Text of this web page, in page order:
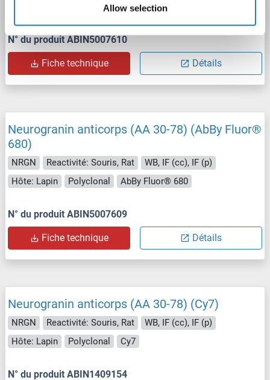
Allow selection
Polyclonal AbBy Fluor® 750
N° du produit ABIN5007610
Fiche technique Détails
Neurogranin anticorps (AA 30-78) (AbBy Fluor®
680)
NRGN Reactivité: Souris, Rat
WB, IF (cc), IF (p)
Hôte: Lapin
Polyclonal AbBy Fluor® 680
N° du produit ABIN5007609
Fiche technique Détails
Neurogranin anticorps (AA 30-78) (Cy7)
NRGN Reactivité: Souris, Rat
WB, IF (cc), IF (p)
Hôte: Lapin
Polyclonal Cy7
N° du produit ABIN1409154